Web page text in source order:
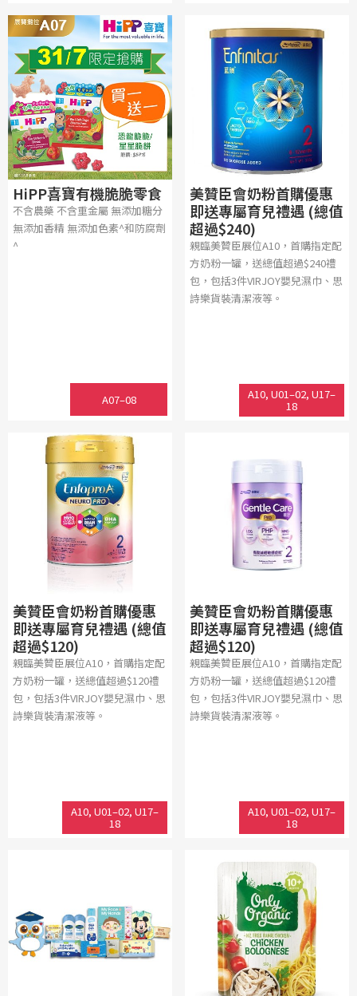
HiPP喜寶有機脆脆零食
不含農藥 不含重金屬 無添加糖分
無添加香精 無添加色素^和防腐劑
^
A07–08
美贊臣會奶粉首購優惠
即送專屬育兒禮遇 (總值
超過$240)
親臨美贊臣展位A10，首購指定配
方奶粉一罐，送總值超過$240禮
包，包括3件VIRJOY嬰兒濕巾、思
詩樂貨裝清潔液等。
A10, U01–02, U17–
18
美贊臣會奶粉首購優惠
即送專屬育兒禮遇 (總值
超過$120)
親臨美贊臣展位A10，首購指定配
方奶粉一罐，送總值超過$120禮
包，包括3件VIRJOY嬰兒濕巾、思
詩樂貨裝清潔液等。
A10, U01–02, U17–
18
美贊臣會奶粉首購優惠
即送專屬育兒禮遇 (總值
超過$120)
親臨美贊臣展位A10，首購指定配
方奶粉一罐，送總值超過$120禮
包，包括3件VIRJOY嬰兒濕巾、思
詩樂貨裝清潔液等。
A10, U01–02, U17–
18